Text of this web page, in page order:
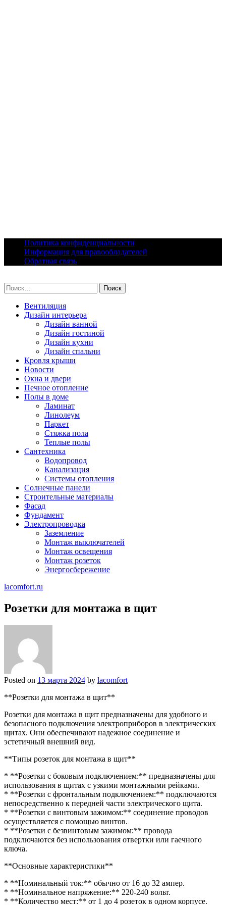
content
Политика конфиденциальности
Информация для правообладателей
Обратная связь
Найти:
Вентиляция
Дизайн интерьера
Дизайн ванной
Дизайн гостиной
Дизайн кухни
Дизайн спальни
Кровля крыши
Новости
Окна и двери
Печное отопление
Полы в доме
Ламинат
Линолеум
Паркет
Стяжка пола
Теплые полы
Сантехника
Водопровод
Канализация
Системы отопления
Солнечные панели
Строительные материалы
Фасад
Фундамент
Электропроводка
Заземление
Монтаж выключателей
Монтаж освещения
Монтаж розеток
Энергосбережение
lacomfort.ru
Розетки для монтажа в щит
Posted on 13 марта 2024 by lacomfort
**Розетки для монтажа в щит**
Розетки для монтажа в щит предназначены для удобного и
безопасного подключения электроприборов в электрических
щитах. Они обеспечивают надежное соединение и
эстетичный внешний вид.
**Типы розеток для монтажа в щит**
* **Розетки с боковым подключением:** предназначены для
использования в щитах с узкими монтажными рейками.
* **Розетки с фронтальным подключением:** подключаются
непосредственно к передней части электрического щита.
* **Розетки с винтовым зажимом:** соединение проводов
осуществляется с помощью винтов.
* **Розетки с безвинтовым зажимом:** провода
подключаются без использования отвертки или гаечного
ключа.
**Основные характеристики**
* **Номинальный ток:** обычно от 16 до 32 ампер.
* **Номинальное напряжение:** 220-240 вольт.
* **Количество мест:** от 1 до 4 розеток в одном корпусе.